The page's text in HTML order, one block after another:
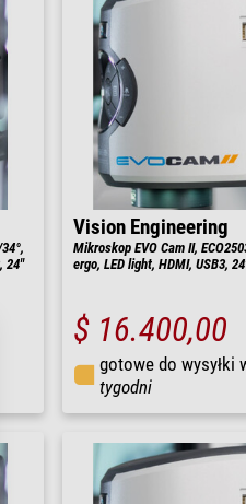
24"
Vision Engineering
Mikroskop EVO Cam II,
ergo, LED light, HDMI, USB3,
$ 16.400,00
gotowe do wysyłki
tygodni